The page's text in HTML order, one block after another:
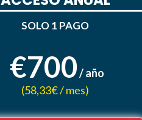
SOLO 1 PAGO
€700/ año
(58,33€ / mes)